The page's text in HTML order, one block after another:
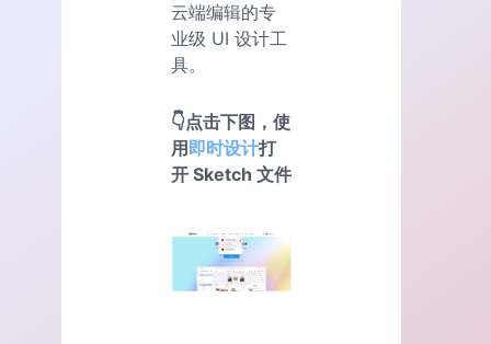
云端编辑的专
业级 UI 设计工
具。
👇点击下图，使
用 即时设计打
开 Sketch 文件